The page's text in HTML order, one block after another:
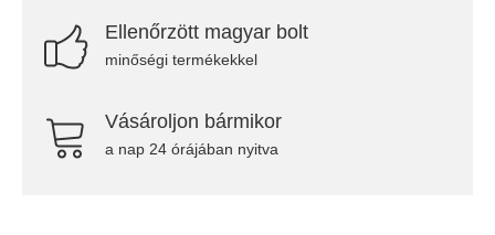
Ellenőrzött magyar bolt
minőségi termékekkel
Vásároljon bármikor
a nap 24 órájában nyitva